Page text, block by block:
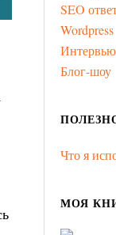
SEO
Wordpress
Интервью
Блог-шоу
Что я
МОЯ